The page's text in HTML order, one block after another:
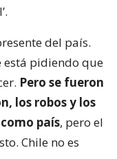
del país.
está pidiendo que
Pero se fueron
los robos y los
país, pero el
Chile no es